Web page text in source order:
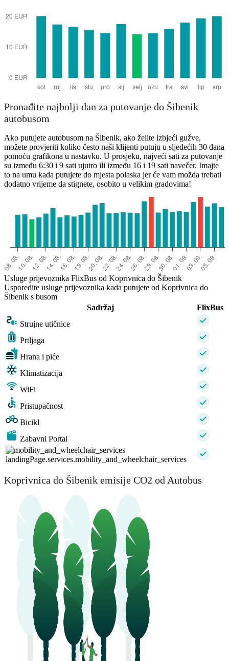
Šibenik
Pronađite najbolji dan za putovanje do Šibenik
autobusom
Ako putujete autobusom na Šibenik, ako želite izbjeći gužve,
možete provjeriti koliko često naši klijenti putuju u sljedećih 30 dana
pomoću grafikona u nastavku. U prosjeku, najveći sati za putovanje
su između 6:30 i 9 sati ujutro ili između 16 i 19 sati navečer. Imajte
to na umu kada putujete do mjesta polaska jer će vam možda trebati
dodatno vrijeme da stignete, osobito u velikim gradovima!
Usluge prijevoznika FlixBus od Koprivnica do Šibenik
Usporedite usluge prijevoznika kada putujete od Koprivnica do
Šibenik s busom
Sadržaj
FlixBus
Strujne utičnice
Prtljaga
Hrana i piće
Klimatizacija
WiFi
Pristupačnost
Bicikl
Zabavni Portal
landingPage.services.mobility_and_wheelchair_services
Koprivnica do Šibenik emisije CO2 od Autobus